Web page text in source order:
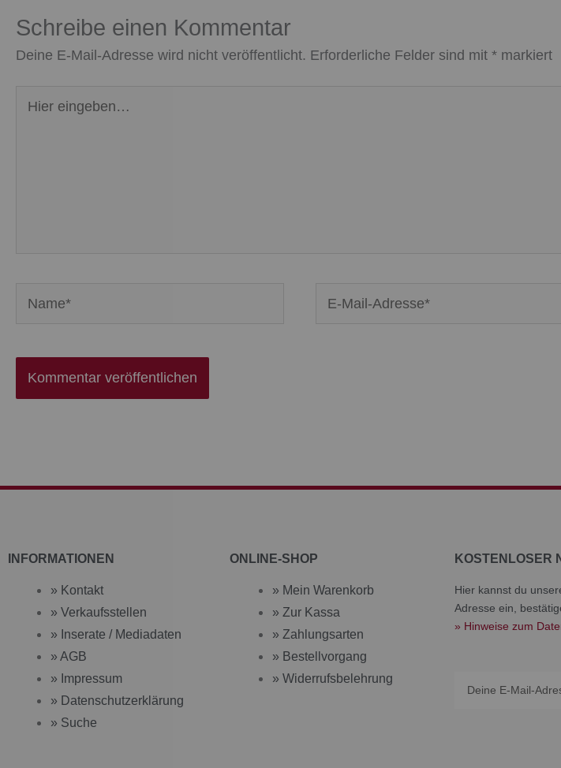
Schreibe einen Kommentar
Deine E-Mail-Adresse wird nicht veröffentlicht. Erforderliche Felder sind mit * markiert
eingeben…
Mail-
INFORMATIONEN
» Kontakt
» Verkaufsstellen
» Inserate / Mediadaten
» AGB
» Impressum
» Datenschutzerklärung
» Suche
ONLINE-SHOP
» Mein Warenkorb
» Zur Kassa
» Zahlungsarten
» Bestellvorgang
» Widerrufsbelehrung
KOSTENLOSER
Hier kannst du
Adresse ein,
» Hinweise zum